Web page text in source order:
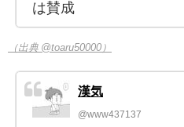
は賛成
（出典 @toaru50000）
漢気
@www437137